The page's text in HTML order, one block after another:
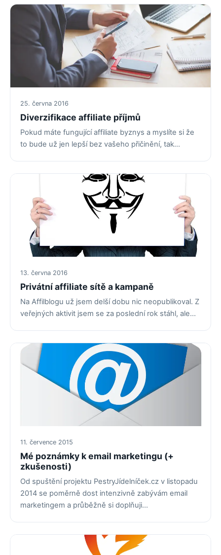
25. června 2016
Diverzifikace affiliate příjmů
Pokud máte fungující affiliate byznys a myslíte si že
to bude už jen lepší bez vašeho přičinění, tak…
13. června 2016
Privátní affiliate sítě a kampaně
Na Affilblogu už jsem delší dobu nic neopublikoval. Z
veřejných aktivit jsem se za poslední rok stáhl, ale…
11. července 2015
Mé poznámky k email marketingu (+
zkušenosti)
Od spuštění projektu PestryJídelníček.cz v listopadu
2014 se poměrně dost intenzivně zabývám email
marketingem a průběžně si doplňuji…